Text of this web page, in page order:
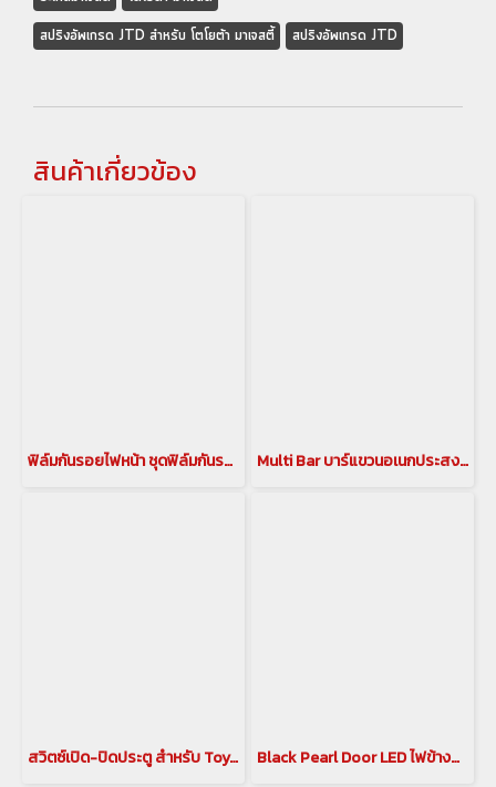
สปริงอัพเกรด JTD สำหรับ โตโยต้า มาเจสตี้
สปริงอัพเกรด JTD
สินค้าเกี่ยวข้อง
ฟิล์มกันรอยไฟหน้า ชุดฟิล์มกันรอยไฟหน้า GODZILLA Front Protective Film สำหรับ LEXUS LM 2023 ขึ้นไป Multi Bar บาร์แขวนอเนกประสงค์ภายในรถ สำหรับรถยนต์ Lexus LM
สวิตซ์เปิด-ปิดประตู สำหรับ Toyota Majesty สวิตช์เปิด ปิด ตรงราวมือจับประตูสไลด์ โตโยต้า มาเจสตี้ Black Pearl Door LED ไฟข้างประตู สำหรับ New Lexus LM รุ่นปี 2024